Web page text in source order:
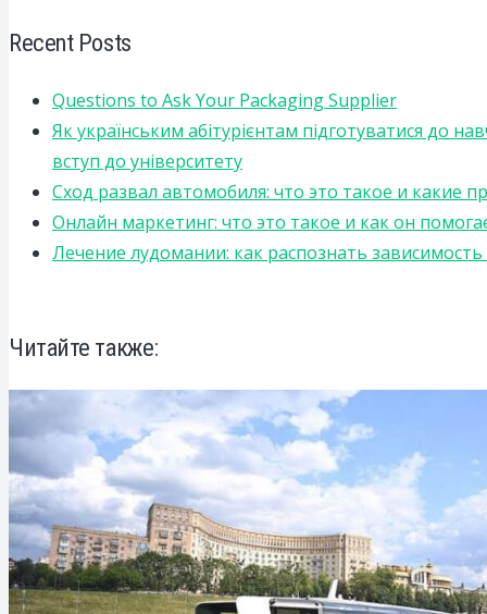
Recent Posts
Questions to Ask Your Packaging Supplier
Як українським абітурієнтам підготуватися до
вступ до університету
Сход развал автомобиля: что это такое и какие
Онлайн маркетинг: что это такое и как он
Лечение лудомании: как распознать
Читайте также: